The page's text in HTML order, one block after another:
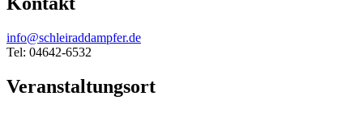
info@schleiraddampfer.de
Tel: 04642-6532
Veranstaltungsort